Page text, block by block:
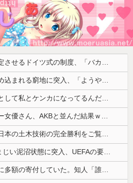
小学生の段階で人生を確定させるドイツ式の制度、「バカを振い落せるから合理的だ」と自惚れていた結果……
反斎藤知事派が本丸に攻め込まれる窮地に突入、「ようやく反撃のターンやね」と手際の良さに感心する人が続出中
彼氏が『この車』買おうとして私とケンカになってるんだけどｗｗｗｗｗｗ
【画像】元宝塚のセクシー女優さん、AKBと並んだ結果ｗｗｗｗ
韓国人「熊本地震で見る日本の土木技術の完全勝利をご覧ください」→「これはすごいわ」「こういうのを見ると日本人は何か適当に作る感じがしない・・・」...
FIFAとUEFAの争いが凄まじい泥沼状態に突入、UEFAの要求を呑んだFIFAだったがUEFA側は強硬姿勢を崩さず……
中居正広（無職）、熊本に多額の寄付していた。知人「誰にも知られなくてもいい、と公表してない」